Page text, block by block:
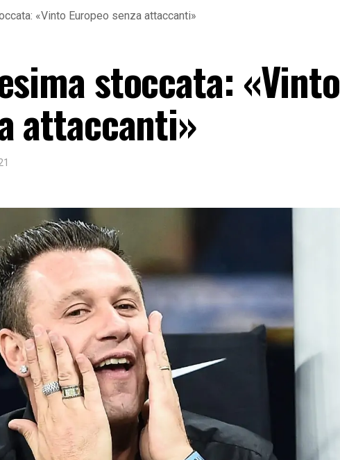
«Vinto Europeo senza attaccanti»
stoccata: «Vinto
attaccanti»